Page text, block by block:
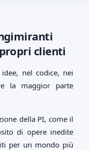
clienti
nel codice, nei
la maggior parte
della PI, come il
di opere inedite
per un mondo più